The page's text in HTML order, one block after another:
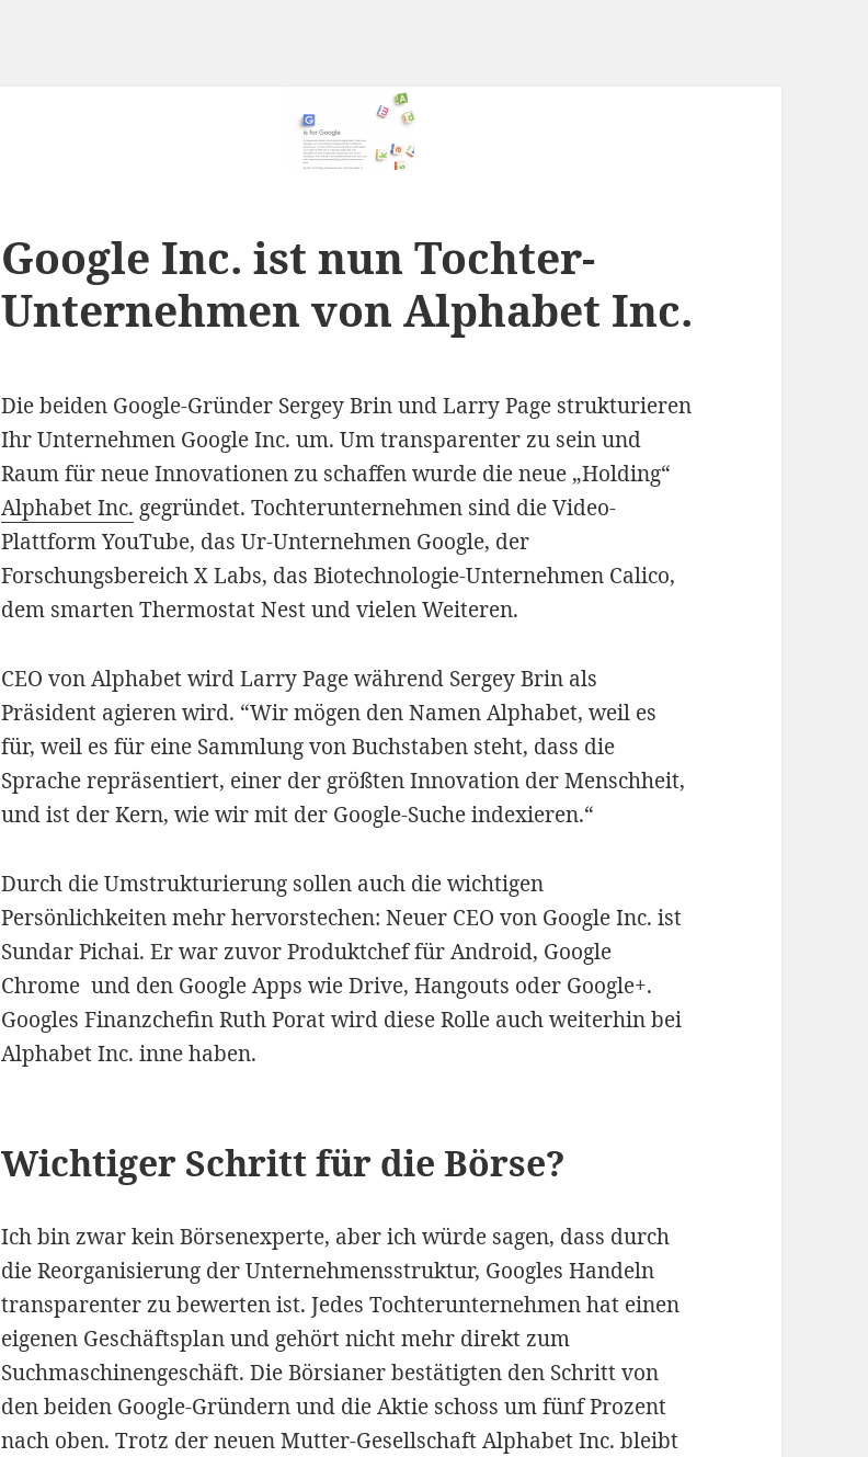
Google Inc. ist nun Tochter-
Unternehmen von Alphabet Inc.
Die beiden Google-Gründer Sergey Brin und Larry Page strukturieren
Ihr Unternehmen Google Inc. um. Um transparenter zu sein und
Raum für neue Innovationen zu schaffen wurde die neue „Holding“
Alphabet Inc. gegründet. Tochterunternehmen sind die Video-
Plattform YouTube, das Ur-Unternehmen Google, der
Forschungsbereich X Labs, das Biotechnologie-Unternehmen Calico,
dem smarten Thermostat Nest und vielen Weiteren.
CEO von Alphabet wird Larry Page während Sergey Brin als
Präsident agieren wird. “Wir mögen den Namen Alphabet, weil es
für, weil es für eine Sammlung von Buchstaben steht, dass die
Sprache repräsentiert, einer der größten Innovation der Menschheit,
und ist der Kern, wie wir mit der Google-Suche indexieren.“
Durch die Umstrukturierung sollen auch die wichtigen
Persönlichkeiten mehr hervorstechen: Neuer CEO von Google Inc. ist
Sundar Pichai. Er war zuvor Produktchef für Android, Google
Chrome und den Google Apps wie Drive, Hangouts oder Google+.
Googles Finanzchefin Ruth Porat wird diese Rolle auch weiterhin bei
Alphabet Inc. inne haben.
Wichtiger Schritt für die Börse?
Ich bin zwar kein Börsenexperte, aber ich würde sagen, dass durch
die Reorganisierung der Unternehmensstruktur, Googles Handeln
transparenter zu bewerten ist. Jedes Tochterunternehmen hat einen
eigenen Geschäftsplan und gehört nicht mehr direkt zum
Suchmaschinengeschäft. Die Börsianer bestätigten den Schritt von
den beiden Google-Gründern und die Aktie schoss um fünf Prozent
nach oben. Trotz der neuen Mutter-Gesellschaft Alphabet Inc. bleibt